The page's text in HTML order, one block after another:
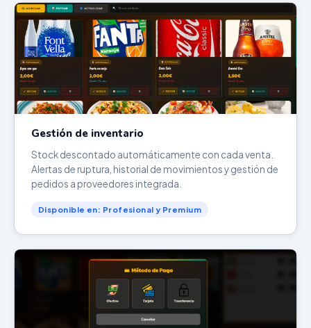
Gestión de inventario
Stock descontado automáticamente con cada venta.
Alertas de ruptura, historial de movimientos y gestión de
pedidos a proveedores integrada.
Disponible en: Profesional y Premium